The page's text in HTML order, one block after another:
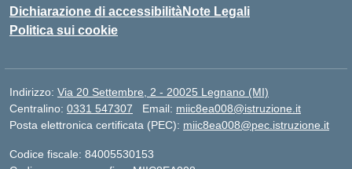
Dichiarazione di accessibilitàNote Legali
Politica sui cookie
Indirizzo: Via 20 Settembre, 2 - 20025 Legnano (MI)
Centralino: 0331 547307 Email: miic8ea008@istruzione.it
Posta elettronica certificata (PEC): miic8ea008@pec.istruzione.it
Codice fiscale: 84005530153